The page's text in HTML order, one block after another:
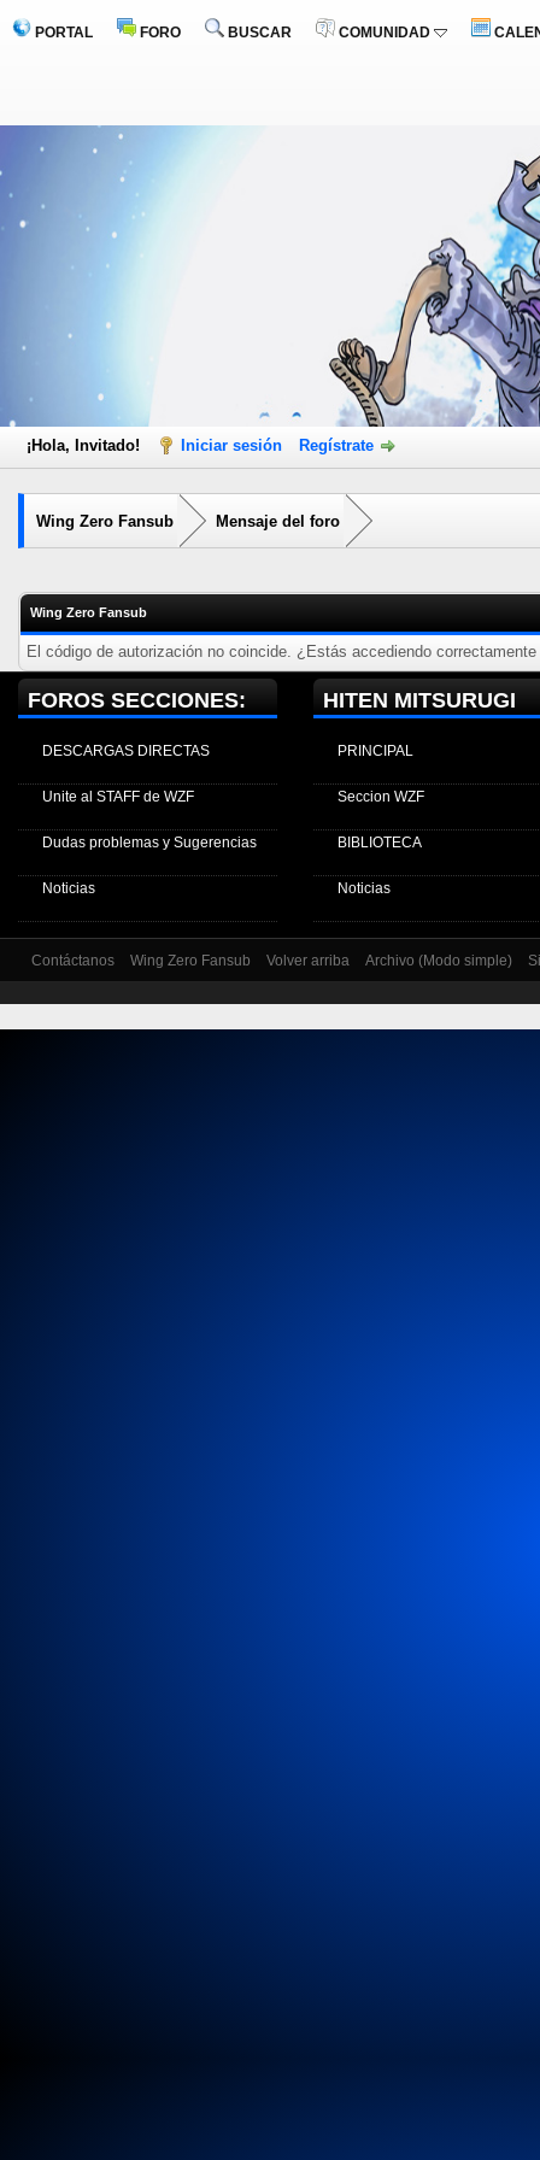
PORTAL FORO BUSCAR COMUNIDAD
¡Hola, Invitado! Iniciar sesión Regístrate
Wing Zero Fansub Mensaje del foro
Wing Zero Fansub
El código de autorización no coincide. ¿Estás accediendo
FOROS SECCIONES:
DESCARGAS DIRECTAS
Unite al STAFF de WZF
Dudas problemas y Sugerencias
Noticias
HITEN MITSURUGI
PRINCIPAL
Seccion WZF
BIBLIOTECA
Noticias
Contáctanos Wing Zero Fansub Volver arriba Archivo (Modo simple)